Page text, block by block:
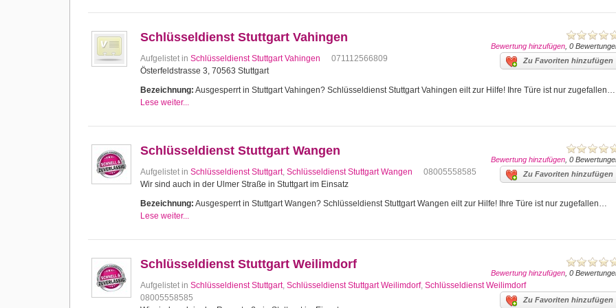
Bewertung hinzufügen , 0
Schlüsseldienst Stuttgart Vahingen
Aufgelistet in Schlüsseldienst Stuttgart Vahingen Zu Favoriten hinzufügen
071112566809
Österfeldstrasse 3, 70563 Stuttgart
Bezeichnung: Ausgesperrt in Stuttgart Vahingen? Schlüsseldienst Stuttgart Vahingen eilt zur Hilfe! Ihre Türe ist nur zugefallen…
Lese weiter...
Bewertung hinzufügen , 0
Schlüsseldienst Stuttgart Wangen
Aufgelistet in Schlüsseldienst Stuttgart, Schlüsseldienst Stuttgart Wangen Zu Favoriten hinzufügen
08005558585
Wir sind auch in der Ulmer Straße in Stuttgart im Einsatz
Bezeichnung: Ausgesperrt in Stuttgart Wangen? Schlüsseldienst Stuttgart Wangen eilt zur Hilfe! Ihre Türe ist nur zugefallen…
Lese weiter...
Bewertung hinzufügen , 0
Schlüsseldienst Stuttgart Weilimdorf
Aufgelistet in Schlüsseldienst Stuttgart, Schlüsseldienst Stuttgart Weilimdorf, Schlüsseldienst Weilimdorf
Zu Favoriten hinzufügen
08005558585